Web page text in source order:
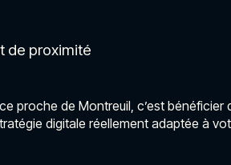
de proximité
proche de Montreuil, c’est
digitale réellement adaptée à